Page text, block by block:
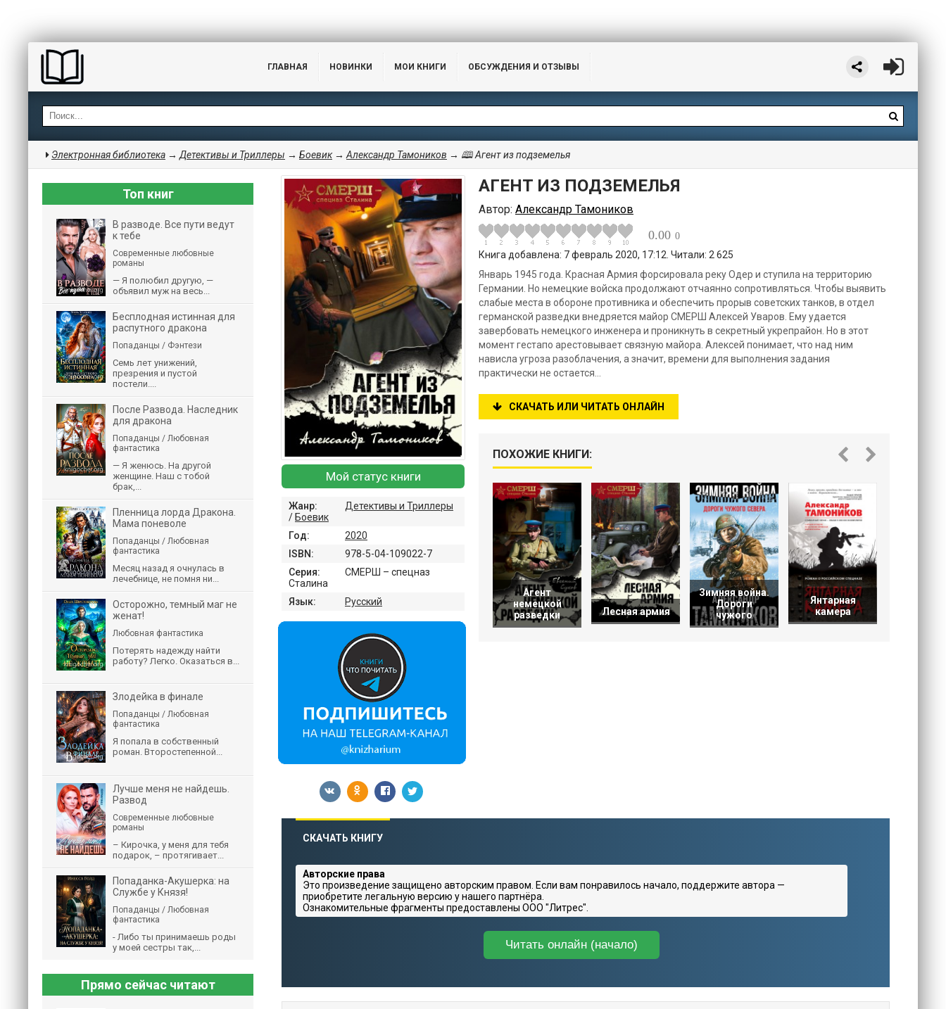
ГЛАВНАЯ НОВИНКИ МОИ КНИГИ ОБСУЖДЕНИЯ И ОТЗЫВЫ
Электронная библиотека → Детективы и Триллеры → Боевик→ Александр Тамоников → 🕮 Агент из подземелья
АГЕНТ ИЗ ПОДЗЕМЕЛЬЯ
Автор: Александр Тамоников
0.00 0
Книга добавлена: 7 февраль 2020, 17:12. Читали: 2 625
Январь 1945 года. Красная Армия форсировала реку Одер и ступила на территорию
Германии. Но немецкие войска продолжают отчаянно сопротивляться. Чтобы выявить
слабые места в обороне противника и обеспечить прорыв советских танков, в отдел
германской разведки внедряется майор СМЕРШ Алексей Уваров. Ему удается
завербовать немецкого инженера и проникнуть в секретный укрепрайон. Но в этот
момент гестапо арестовывает связную майора. Алексей понимает, что над ним
нависла угроза разоблачения, а значит, времени для выполнения задания
практически не остается…
СКАЧАТЬ ИЛИ ЧИТАТЬ ОНЛАЙН
ПОХОЖИЕ КНИГИ:
Агент
немецкой
разведки
Лесная армия
Зимняя война.
Дороги
чужого
Янтарная
камера
Мой статус книги
Жанр:
Детективы и Триллеры
/ Боевик
Год:
2020
ISBN:
978-5-04-109022-7
Серия:
СМЕРШ – спецназ
Сталина
Язык:
Русский
СКАЧАТЬ КНИГУ
Авторские права
Это произведение защищено авторским правом. Если вам понравилось начало, поддержите автора —
приобретите легальную версию у нашего партнёра.
Ознакомительные фрагменты предоставлены ООО "Литрес".
Читать онлайн (начало)
Топ книг
В разводе. Все пути ведут
к тебе
Современные любовные
романы
— Я полюбил другую, —
объявил муж на весь...
Бесплодная истинная для
распутного дракона
Попаданцы / Фэнтези
Семь лет унижений,
презрения и пустой
постели....
После Развода. Наследник
для дракона
Попаданцы / Любовная
фантастика
— Я женюсь. На другой
женщине. Наш с тобой
брак,...
Пленница лорда Дракона.
Мама поневоле
Попаданцы / Любовная
фантастика
Месяц назад я очнулась в
лечебнице, не помня ни...
Осторожно, темный маг не
женат!
Любовная фантастика
Потерять надежду найти
работу? Легко. Оказаться в...
Злодейка в финале
Попаданцы / Любовная
фантастика
Я попала в собственный
роман. Второстепенной...
Лучше меня не найдешь.
Развод
Современные любовные
романы
– Кирочка, у меня для тебя
подарок, – протягивает...
Попаданка-Акушерка: на
Службе у Князя!
Попаданцы / Любовная
фантастика
- Либо ты принимаешь роды
у моей сестры так,...
Прямо сейчас читают